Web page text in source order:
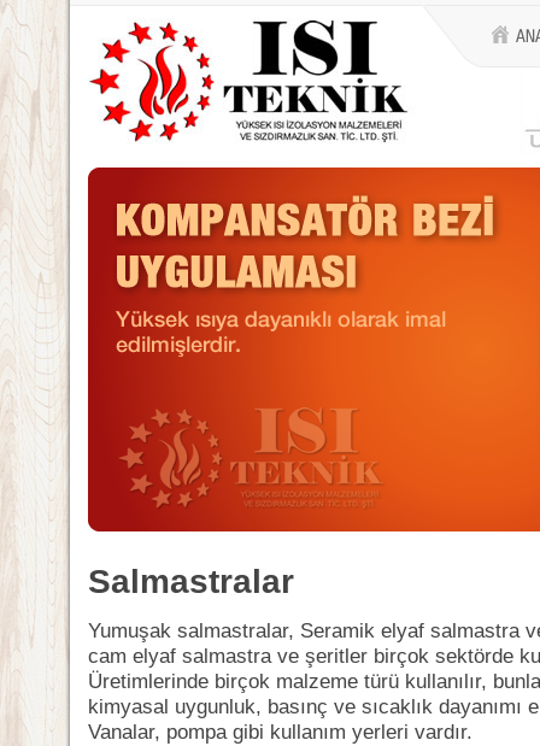
Salmastralar
Yumuşak salmastralar, Seramik elyaf salmastra
cam elyaf salmastra ve şeritler birçok sektörde
Üretimlerinde birçok malzeme türü kullanılır,
kimyasal uygunluk, basınç ve sıcaklık dayanımı
Vanalar, pompa gibi kullanım yerleri vardır.